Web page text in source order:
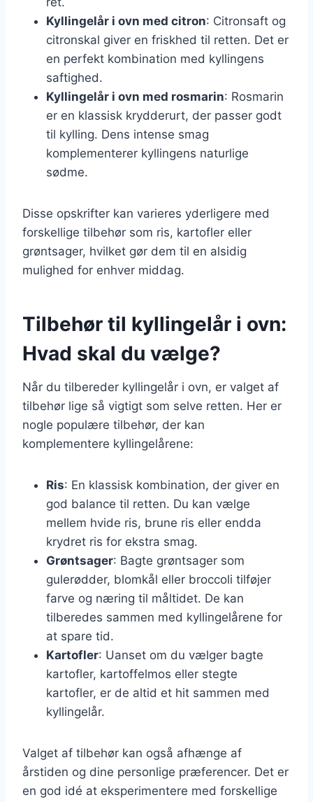
Kyllingelår i ovn med citron: Citronsaft og
citronskal giver en friskhed til retten. Det er
en perfekt kombination med kyllingens
saftighed.
Kyllingelår i ovn med rosmarin: Rosmarin
er en klassisk krydderurt, der passer godt
til kylling. Dens intense smag
komplementerer kyllingens naturlige
sødme.
Disse opskrifter kan varieres yderligere med
forskellige tilbehør som ris, kartofler eller
grøntsager, hvilket gør dem til en alsidig
mulighed for enhver middag.
Tilbehør til kyllingelår i ovn:
Hvad skal du vælge?
Når du tilbereder kyllingelår i ovn, er valget af
tilbehør lige så vigtigt som selve retten. Her er
nogle populære tilbehør, der kan
komplementere kyllingelårene:
Ris: En klassisk kombination, der giver en
god balance til retten. Du kan vælge
mellem hvide ris, brune ris eller endda
krydret ris for ekstra smag.
Grøntsager: Bagte grøntsager som
gulerødder, blomkål eller broccoli tilføjer
farve og næring til måltidet. De kan
tilberedes sammen med kyllingelårene for
at spare tid.
Kartofler: Uanset om du vælger bagte
kartofler, kartoffelmos eller stegte
kartofler, er de altid et hit sammen med
kyllingelår.
Valget af tilbehør kan også afhænge af
årstiden og dine personlige præferencer. Det er
en god idé at eksperimentere med forskellige